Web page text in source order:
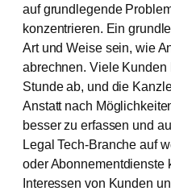
auf grundlegende
konzentrieren. Ein
Art und Weise sein, wie
abrechnen. Viele
Stunde ab, und die
Anstatt nach
besser zu erfassen und
Legal Tech-Branche auf
oder Abonnementdienste
Interessen von Kunden